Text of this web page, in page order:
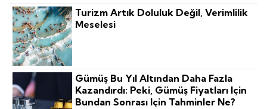
Turizm Artık Doluluk Değil, Verimlilik
Meselesi
Gümüş Bu Yıl Altından Daha Fazla
Kazandırdı: Peki, Gümüş Fiyatları Için
Bundan Sonrası Için Tahminler Ne?